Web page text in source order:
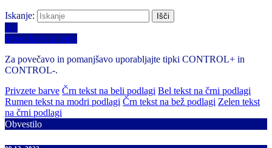
Iskanje:
A+
Izberi barvno temo
Za povečavo in pomanjšavo uporabljajte tipki CONTROL+ in
CONTROL-.
Privzete barve Črn tekst na beli podlagi Bel tekst na črni podlagi
Rumen tekst na modri podlagi Črn tekst na bež podlagi Zelen tekst
na črni podlagi
Obvestilo